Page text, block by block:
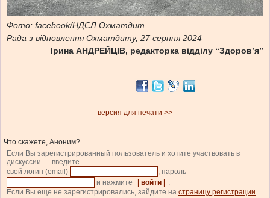
Фото: facebook/НДСЛ Охматдит
Рада з відновлення Охматдиту, 27 серпня 2024
Ірина АНДРЕЙЦІВ, редакторка відділу “Здоровʼя”
версия для печати >>
Что скажете, Аноним?
Если Вы зарегистрированный пользователь и хотите участвовать в
дискуссии — введите
свой логин (email)
, пароль
и нажмите
| войти |
.
Если Вы еще не зарегистрировались, зайдите на страницу регистрации.